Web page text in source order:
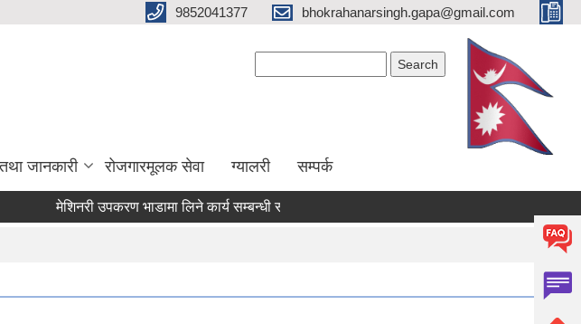
9852041377 bhokrahanarsingh.gapa@gmail.com
जानकारी रोजगारमूलक सेवा ग्यालरी सम्पर्क
मेशिनरी उपकरण भाडामा लिने कार्य सम्बन्धी सूचना